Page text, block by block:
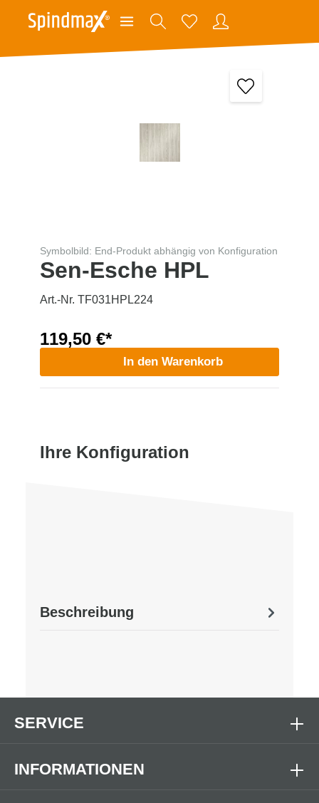
Symbolbild: End-Produkt abhängig von Konfiguration
Sen-Esche HPL
Art.-Nr. TF031HPL224
119,50 €*
In den Warenkorb
Ihre Konfiguration
Beschreibung
SERVICE
INFORMATIONEN